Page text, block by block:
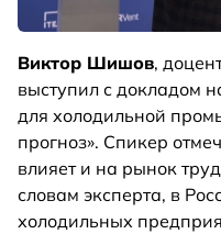
Виктор Шишов,
выступил с докладом
для холодильной
прогноз». Спикер
влияет и на рынок
словам эксперта, в
холодильных